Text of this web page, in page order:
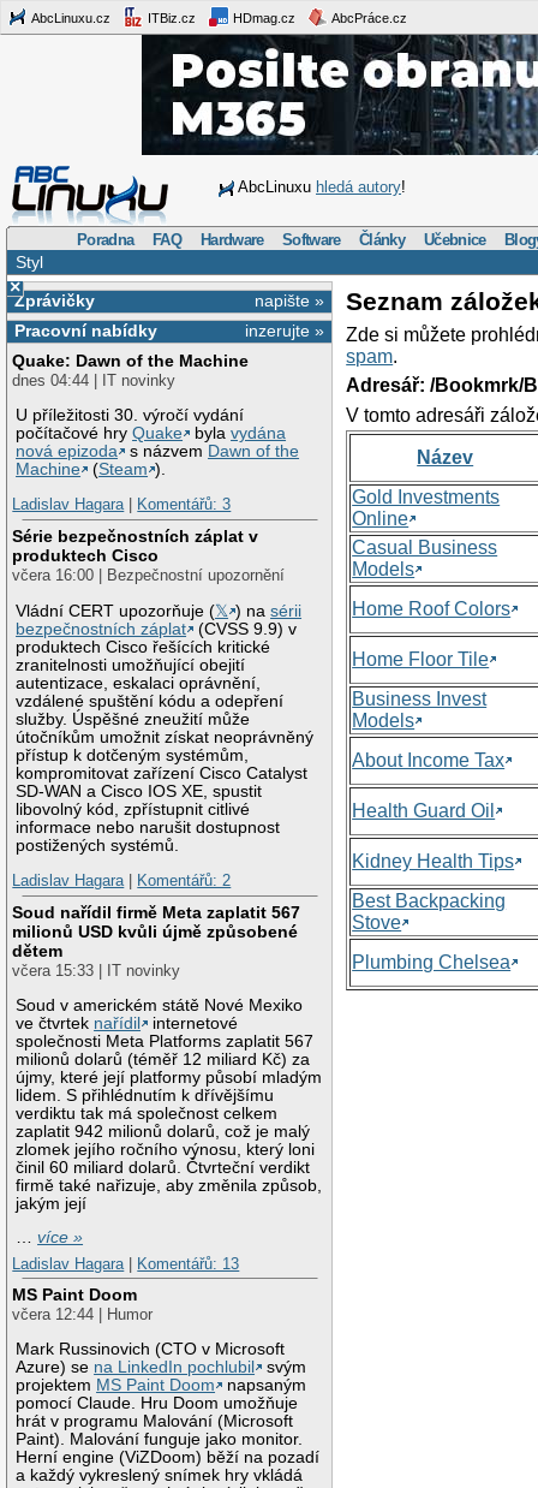
AbcLinuxu.cz ITBiz.cz HDmag.cz AbcPráce.cz
AbcLinuxu hledá autory!
Poradna FAQ Hardware Software Články Učebnice
Styl
×
napište »
Zprávičky
inzerujte »
Pracovní nabídky
Quake: Dawn of the Machine
dnes 04:44 | IT novinky
U příležitosti 30. výročí vydání
počítačové hryQuake bylavydána
nová epizoda
s názvem Dawn of the
Machine
(Steam ).
Ladislav Hagara| Komentářů: 3
Série bezpečnostních záplat v
produktech Cisco
včera 16:00 | Bezpečnostní upozornění
Vládní CERT upozorňuje (𝕏 ) nasérii
bezpečnostních záplat
(CVSS 9.9) v
produktech Cisco řešících kritické
zranitelnosti umožňující obejití
autentizace, eskalaci oprávnění,
vzdálené spuštění kódu a odepření
služby. Úspěšné zneužití může
útočníkům umožnit získat neoprávněný
přístup k dotčeným systémům,
kompromitovat zařízení Cisco Catalyst
SD-WAN a Cisco IOS XE, spustit
libovolný kód, zpřístupnit citlivé
informace nebo narušit dostupnost
postižených systémů.
Ladislav Hagara| Komentářů: 2
Soud nařídil firmě Meta zaplatit 567
milionů USD kvůli újmě způsobené
dětem
včera 15:33 | IT novinky
Soud v americkém státě Nové Mexiko
ve čtvrtek nařídil
internetové
společnosti Meta Platforms zaplatit 567
milionů dolarů (téměř 12 miliard Kč) za
újmy, které její platformy působí mladým
lidem. S přihlédnutím k dřívějšímu
verdiktu tak má společnost celkem
zaplatit 942 milionů dolarů, což je malý
zlomek jejího ročního výnosu, který loni
činil 60 miliard dolarů. Čtvrteční verdikt
firmě také nařizuje, aby změnila způsob,
jakým její
…více »
Ladislav Hagara
Komentářů: 13
MS Paint Doom
včera 12:44 | Humor
Mark Russinovich (CTO v Microsoft
Azure) se na LinkedIn pochlubil
svým
projektem MS Paint Doom
napsaným
pomocí Claude. Hru Doom umožňuje
hrát v programu Malování (Microsoft
Paint). Malování funguje jako monitor.
Herní engine (ViZDoom) běží na pozadí
a každý vykreslený snímek hry vkládá
Seznam
Zde si můžete
spam.
Adresář: /Bookmrk/
V tomto adresáři
Název
Gold Investments
Online
Casual Business
Models
Home Roof Colors
Home Floor Tile
Business Invest
Models
About Income Tax
Health Guard Oil
Kidney Health Tips
Best Backpacking
Stove
Plumbing Chelsea